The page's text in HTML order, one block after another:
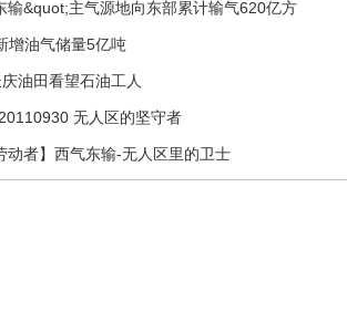
输&quot;主气源地向东部累计输气620亿方
增油气储量5亿吨
油田看望石油工人
无人区的坚守者
动者】西气东输-无人区里的卫士